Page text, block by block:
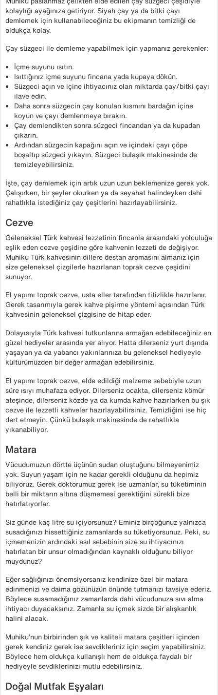
kolaylığı ayağınıza getiriyor. Siyah çay ya da bitki çayı
demlemek için kullanabileceğiniz bu ekipmanın temizliği de
oldukça kolay.
Çay süzgeci ile demleme yapabilmek için yapmanız gerekenler:
İçme suyunu ısıtın.
Isıttığınız içme suyunu fincana yada kupaya dökün.
Süzgeci açın ve içine ihtiyacınız olan miktarda çay/bitki çayı
ilave edin.
Daha sonra süzgecin çay konulan kısmını bardağın içine
koyun ve çayı demlenmeye bırakın.
Çay demlendikten sonra süzgeci fincandan ya da kupadan
çıkarın.
Ardından süzgecin kapağını açın ve içindeki çayı çöpe
boşaltıp süzgeci yıkayın. Süzgeci bulaşık makinesinde de
temizleyebilirsiniz.
İşte, çay demlemek için artık uzun uzun beklemenize gerek yok.
Çalışırken, bir şeyler okurken ya da seyahat halindeyken dahi
rahatlıkla istediğiniz çay çeşitlerini hazırlayabilirsiniz.
Cezve
Geleneksel Türk kahvesi lezzetinin fincanla arasındaki yolculuğa
eşlik eden cezve çeşidine göre kahvenin lezzeti de değişiyor.
Muhiku Türk kahvesinin dillere destan aromasını almanız için
size geleneksel çizgilerle hazırlanan toprak cezve çeşidini
sunuyor.
El yapımı toprak cezve, usta eller tarafından titizlikle hazırlanır.
Gerek tasarımıyla gerek kahve pişirme yöntemi açısından Türk
kahvesinin geleneksel çizgisine de hitap eder.
Dolayısıyla Türk kahvesi tutkunlarına armağan edebileceğiniz en
güzel hediyeler arasında yer alıyor. Hatta dilerseniz yurt dışında
yaşayan ya da yabancı yakınlarınıza bu geleneksel hediyeyle
kültürümüzden bir değer armağan edebilirsiniz.
El yapımı toprak cezve, elde edildiği malzeme sebebiyle uzun
süre ısıyı muhafaza ediyor. Dilerseniz ocakta, dilerseniz kömür
ateşinde, dilerseniz közde ya da kumda kahve hazırlarken bu şık
cezve ile lezzetli kahveler hazırlayabilirsiniz. Temizliğini ise hiç
dert etmeyin. Çünkü bulaşık makinesinde de rahatlıkla
yıkanabiliyor.
Matara
Vücudumuzun dörtte üçünün sudan oluştuğunu bilmeyenimiz
yok. Suyun yaşam için ne kadar gerekli olduğunu da hepimiz
biliyoruz. Gerek doktorumuz gerek ise uzmanlar, su tüketiminin
belli bir miktarın altına düşmemesi gerektiğini sürekli bize
hatırlatıyorlar.
Siz günde kaç litre su içiyorsunuz? Eminiz birçoğunuz yalnızca
susadığınızı hissettiğiniz zamanlarda su tüketiyorsunuz. Peki, su
içmemenizin ardındaki asıl sebebinin size su ihtiyacınızı
hatırlatan bir unsur olmadığından kaynaklı olduğunu biliyor
muydunuz?
Eğer sağlığınızı önemsiyorsanız kendinize özel bir matara
edinmenizi ve daima gözünüzün önünde tutmanızı tavsiye ederiz.
Böylece susamadığınız zamanlarda dahi vücudunuza sıvı alma
ihtiyacı duyacaksınız. Zamanla su içmek sizde bir alışkanlık
halini alacak.
Muhiku’nun birbirinden şık ve kaliteli matara çeşitleri içinden
gerek kendiniz gerek ise sevdikleriniz için seçim yapabilirsiniz.
Böylece hem oldukça kullanışlı hem de oldukça faydalı bir
hediyeyle sevdiklerinizi mutlu edebilirsiniz.
Doğal Mutfak Eşyaları